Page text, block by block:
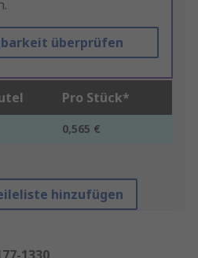
überprüfen
Pro Stück*
0,565 €
hinzufügen